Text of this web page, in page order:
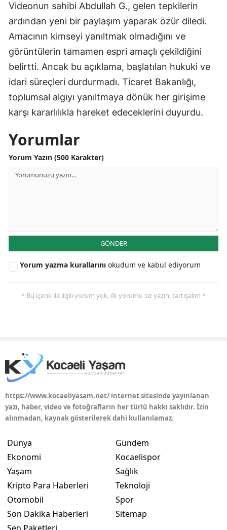
Videonun sahibi Abdullah G., gelen tepkilerin
ardından yeni bir paylaşım yaparak özür diledi.
Amacının kimseyi yanıltmak olmadığını ve
görüntülerin tamamen espri amaçlı çekildiğini
belirtti. Ancak bu açıklama, başlatılan hukuki ve
idari süreçleri durdurmadı. Ticaret Bakanlığı,
toplumsal algıyı yanıltmaya dönük her girişime
karşı kararlılıkla hareket edeceklerini duyurdu.
Yorumlar
Yorum Yazın (500 Karakter)
GÖNDER
Yorum yazma kurallarını okudum ve kabul ediyorum
* Bu içerik ile ilgili yorum yok, ilk yorumu siz yazın, tartışalım *
https://www.kocaeliyasam.net/ internet sitesinde yayınlanan
yazı, haber, video ve fotoğrafların her türlü hakkı saklıdır. İzin
alınmadan, kaynak gösterilerek dahi kullanılamaz.
Dünya
Ekonomi
Yaşam
Kripto Para Haberleri
Otomobil
Son Dakika Haberleri
Gündem
Kocaelispor
Sağlık
Teknoloji
Spor
Sitemap